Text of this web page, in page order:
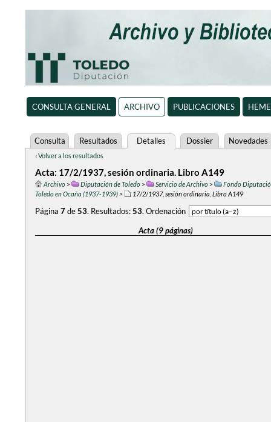
CONSULTA GENERAL ARCHIVO PUBLICACIONES
Consulta Resultados Detalles Dossier Novedades
‹ Volver a los resultados
Acta: 17/2/1937, sesión ordinaria. Libro A149
Archivo> Diputación de Toledo> Servicio de Archivo>
Fondo
Toledo en Ocaña (1937-1939)> 17/2/1937, sesión ordinaria. Libro A149
Página 7de53. Resultados:53. Ordenación
Acta (9 páginas)